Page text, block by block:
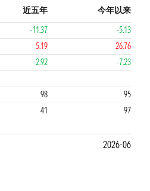
近五年
今年以来
-11.37
-5.13
5.19
26.76
-2.92
-7.23
4
98
95
41 97
2026-06